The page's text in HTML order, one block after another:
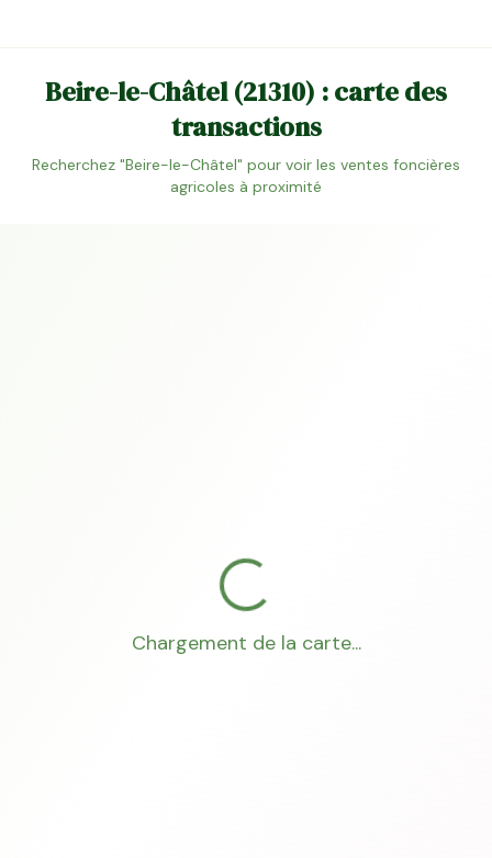
Beire-le-Châtel(21310) : carte des
transactions
Recherchez "Beire-le-Châtel" pour voir les ventes foncières
agricoles à proximité
Chargement de la carte...